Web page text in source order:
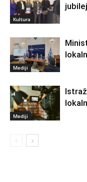
Kultura
Mediji
Mediji